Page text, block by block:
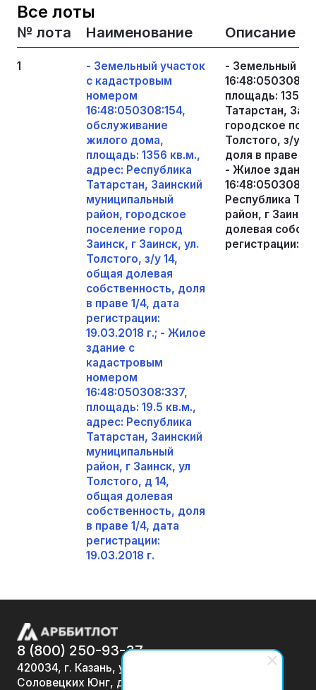
Все лоты
№ лота Наименование Описание
1
- Земельный участок
с кадастровым
номером
16:48:050308:154,
обслуживание
жилого дома,
площадь: 1356 кв.м.,
адрес: Республика
Татарстан, Заинский
муниципальный
район, городское
поселение город
Заинск, г Заинск, ул.
Толстого, з/у 14,
общая долевая
собственность, доля
в праве 1/4, дата
регистрации:
19.03.2018 г.; - Жилое
здание с
кадастровым
номером
16:48:050308:337,
площадь: 19.5 кв.м.,
адрес: Республика
Татарстан, Заинский
муниципальный
район, г Заинск, ул
Толстого, д 14,
общая долевая
собственность, доля
в праве 1/4, дата
регистрации:
19.03.2018 г.
- Земельный
площадь: 1356
Татарстан,
городское
Толстого, з/у
доля в праве 1/
- Жилое
Республика
район, г
долевая
регистрации:
8 (800) 250-93-37
420034, г. Казань, ул.
Соловецких Юнг, д. 7